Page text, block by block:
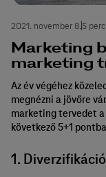
Marketing
marketing
Az év végéhez
megnézni a jövőre
marketing tervedet
következő 5+1
2021. november 8.5
1.